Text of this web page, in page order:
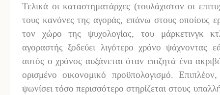
Τελικά οι καταστηματάρχες (τουλάχιστον οι
τους κανόνες της αγοράς, επάνω στους οποίους
τον χώρο της ψυχολογίας, του μάρκετινγκ
αγοραστής ξοδεύει λιγότερο χρόνο ψάχνοντας
αυτός ο χρόνος αυξάνεται όταν επιζητά ένα
ορισμένο οικονομικό προϋπολογισμό.
ψωνίσει τόσο περισσότερο στηρίζεται στους